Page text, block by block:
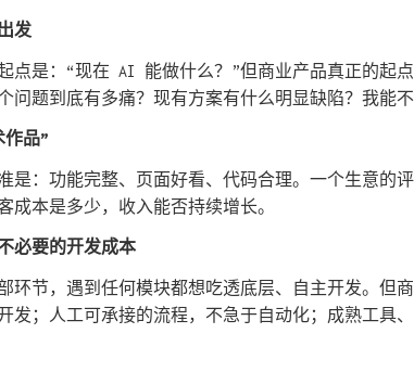
发
点是：“现在 AI 能做什么？”但商业产品真正的起
问题到底有多痛？现有方案有什么明显缺陷？我能
作品”
是：功能完整、页面好看、代码合理。一个生意的
成本是多少，收入能否持续增长。
必要的开发成本
环节，遇到任何模块都想吃透底层、自主开发。但
发；人工可承接的流程，不急于自动化；成熟工具